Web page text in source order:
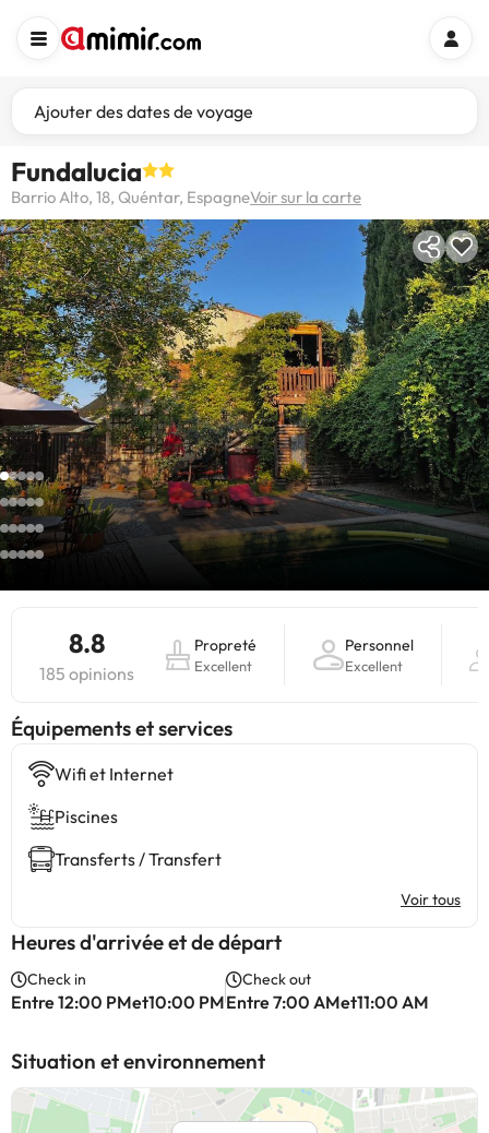
Ajouter des dates de voyage
Fundalucia
Barrio Alto, 18, Quéntar, EspagneVoir sur la carte
8.8
185 opinions
Propreté
Excellent
Personnel
Excellent
​Équipements et services
Wifi et Internet
Piscines
Transferts / Transfert
Voir tous
Heures d'arrivée et de départ
Check in
Entre 12:00 PMet10:00 PM
Check out
Entre 7:00 AMet11:00 AM
Situation et environnement